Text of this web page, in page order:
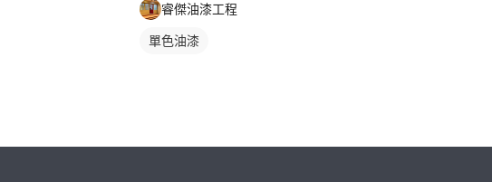
睿傑油漆工程
單色油漆